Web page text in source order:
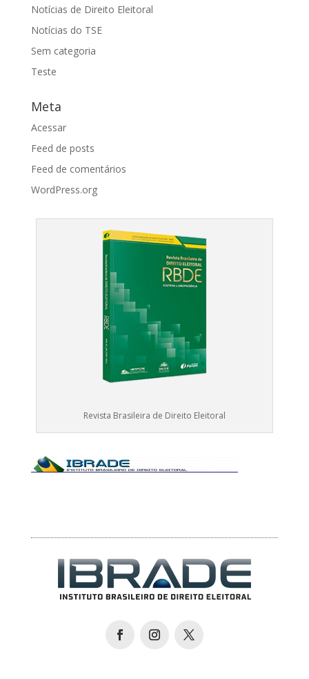
Notícias de Direito Eleitoral
Notícias do TSE
Sem categoria
Teste
Meta
Acessar
Feed de posts
Feed de comentários
WordPress.org
Revista Brasileira de Direito Eleitoral